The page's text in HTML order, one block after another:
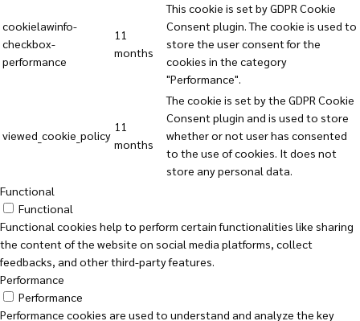
cookielawinfo-
checkbox-
performance
11
months
This cookie is set by GDPR Cookie
Consent plugin. The cookie is used to
store the user consent for the
cookies in the category
"Performance".
viewed_cookie_policy
11
months
The cookie is set by the GDPR Cookie
Consent plugin and is used to store
whether or not user has consented
to the use of cookies. It does not
store any personal data.
Functional
Functional
Functional cookies help to perform certain functionalities like sharing
the content of the website on social media platforms, collect
feedbacks, and other third-party features.
Performance
Performance
Performance cookies are used to understand and analyze the key